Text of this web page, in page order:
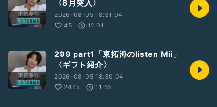
〈8月突入〉
2026-08-05 18:31:04
45
12:01
299 part1「東拓海のlisten Mii」
〈ギフト紹介〉
2026-08-05 18:30:04
2445
11:56